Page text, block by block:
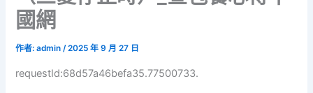
國網
作者:admin/2025 年 9 月 27 日
requestId:68d57a46befa35.77500733.